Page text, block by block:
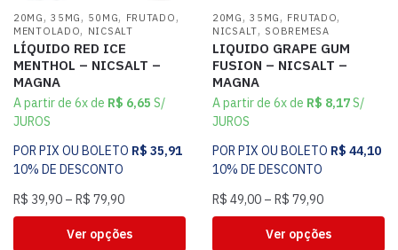
20MG ,35MG , 50MG, FRUTADO ,
MENTOLADO, NICSALT
LÍQUIDO RED ICE
MENTHOL – NICSALT –
MAGNA
A partir de 6x de R$ 6,65 S/
JUROS
POR PIX OU BOLETO R$ 35,91
10% DE DESCONTO
R$ 39,90 – R$ 79,90
Ver opções
20MG ,35MG , FRUTADO,
NICSALT, SOBREMESA
LIQUIDO GRAPE GUM
FUSION – NICSALT –
MAGNA
A partir de 6x de R$ 8,17S/
JUROS
POR PIX OU BOLETO R$ 44,10
10% DE DESCONTO
R$ 49,00 – R$ 79,90
Ver opções